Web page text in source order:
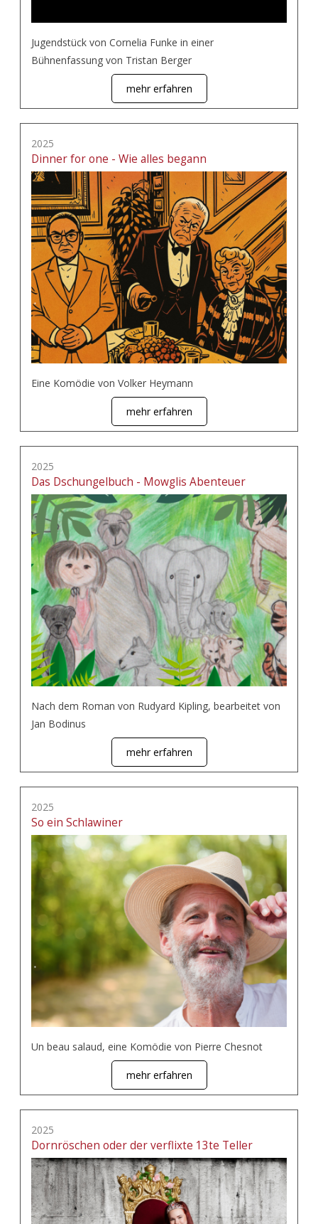
Jugendstück von Cornelia Funke in einer
Bühnenfassung von Tristan Berger
mehr erfahren
2025
Dinner for one - Wie alles begann
Eine Komödie von Volker Heymann
mehr erfahren
2025
Das Dschungelbuch - Mowglis Abenteuer
Nach dem Roman von Rudyard Kipling, bearbeitet von
Jan Bodinus
mehr erfahren
2025
So ein Schlawiner
Un beau salaud, eine Komödie von Pierre Chesnot
mehr erfahren
2025
Dornröschen oder der verflixte 13te Teller